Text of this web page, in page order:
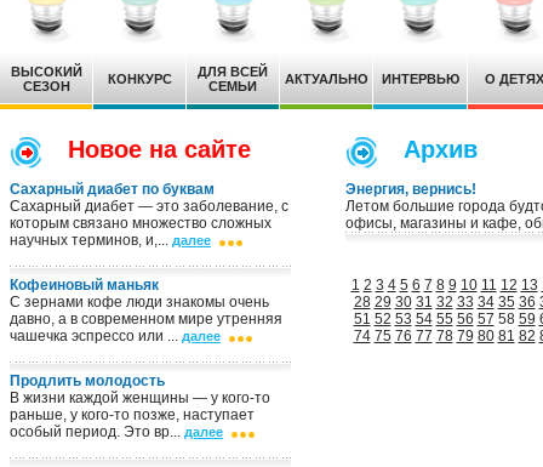
ВЫСОКИЙ
СЕЗОН
КОНКУРС
ДЛЯ ВСЕЙ
СЕМЬИ
АКТУАЛЬНО ИНТЕРВЬЮ О ДЕТЯХ
Новое на сайте
Сахарный диабет по буквам
Сахарный диабет — это заболевание, с
которым связано множество сложных
научных терминов, и,... далее
Кофеиновый маньяк
С зернами кофе люди знакомы очень
давно, а в современном мире утренняя
чашечка эспрессо или ... далее
Продлить молодость
В жизни каждой женщины — у кого-то
раньше, у кого-то позже, наступает
особый период. Это вр... далее
Архив
Энергия, вернись!
Летом большие города
офисы, магазины и кафе,
1 2 3 4 5 6 7 8 9 10 11 12 13
28 29 30 31 32 33 34 35 36
51 52 53 54 55 56 57 58 59
74 75 76 77 78 79 80 81 82